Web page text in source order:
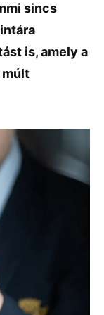
sincs
is, amely a
múlt